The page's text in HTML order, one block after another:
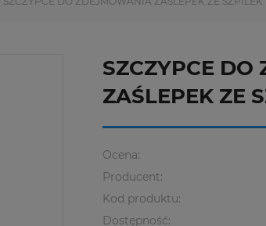
SZCZYPCE
ZAŚLEPEK ZE
Ocena:
Producent:
Kod produktu:
Dostępność: